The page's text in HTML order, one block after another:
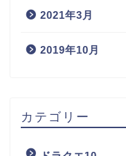
2021年3月
2019年10月
カテゴリー